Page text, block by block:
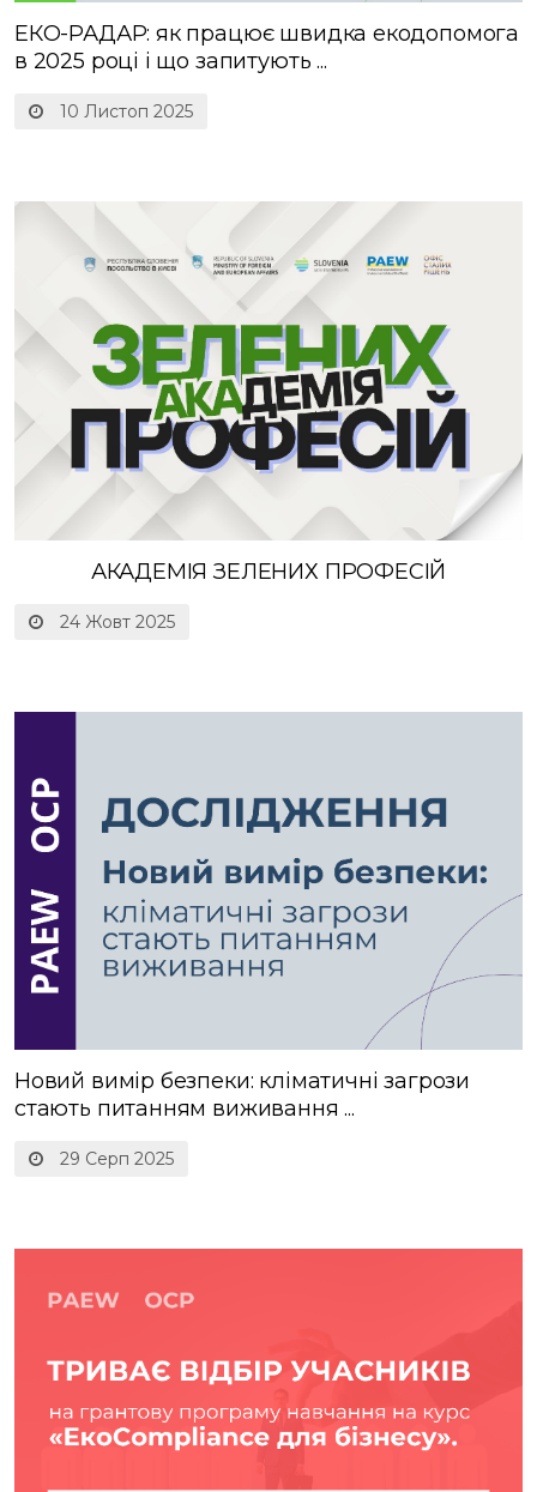
10 Листоп 2025
ЕКО-РАДАР: як працює швидка екодопомога
в 2025 році і що запитують ...
24 Жовт 2025
АКАДЕМІЯ ЗЕЛЕНИХ ПРОФЕСІЙ
29 Серп 2025
Новий вимір безпеки: кліматичні загрози
стають питанням виживання ...